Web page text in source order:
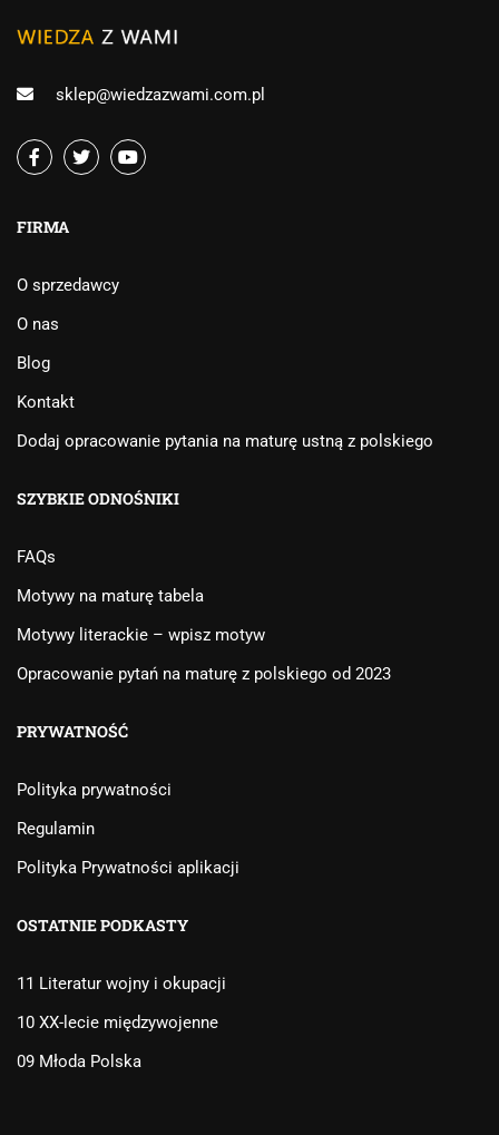
sklep@wiedzazwami.com.pl
FIRMA
O sprzedawcy
O nas
Blog
Kontakt
Dodaj opracowanie pytania na maturę ustną z polskiego
SZYBKIE ODNOŚNIKI
FAQs
Motywy na maturę tabela
Motywy literackie – wpisz motyw
Opracowanie pytań na maturę z polskiego od 2023
PRYWATNOŚĆ
Polityka prywatności
Regulamin
Polityka Prywatności aplikacji
OSTATNIE PODKASTY
11 Literatur wojny i okupacji
10 XX-lecie międzywojenne
09 Młoda Polska